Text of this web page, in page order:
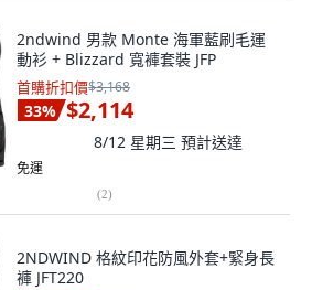
2ndwind 男款 Monte 海軍藍刷毛運
動衫 + Blizzard 寬褲套裝 JFP
首購折扣價$3,168
33% $2,114
8/12 星期三 預計送達
免運
(2)
2NDWIND 格紋印花防風外套+緊身長
褲 JFT220